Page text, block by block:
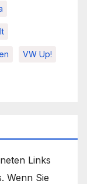
VW Up!
Links
Wenn Sie